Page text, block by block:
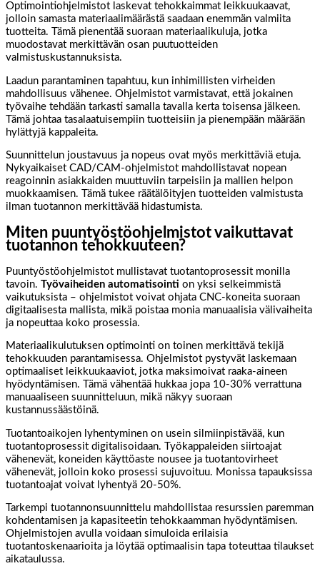
Optimointiohjelmistot laskevat tehokkaimmat leikkuukaavat,
jolloin samasta materiaalimäärästä saadaan enemmän valmiita
tuotteita. Tämä pienentää suoraan materiaalikuluja, jotka
muodostavat merkittävän osan puutuotteiden
valmistuskustannuksista.
Laadun parantaminen tapahtuu, kun inhimillisten virheiden
mahdollisuus vähenee. Ohjelmistot varmistavat, että jokainen
työvaihe tehdään tarkasti samalla tavalla kerta toisensa jälkeen.
Tämä johtaa tasalaatuisempiin tuotteisiin ja pienempään määrään
hylättyjä kappaleita.
Suunnittelun joustavuus ja nopeus ovat myös merkittäviä etuja.
Nykyaikaiset CAD/CAM-ohjelmistot mahdollistavat nopean
reagoinnin asiakkaiden muuttuviin tarpeisiin ja mallien helpon
muokkaamisen. Tämä tukee räätälöityjen tuotteiden valmistusta
ilman tuotannon merkittävää hidastumista.
Miten puuntyöstöohjelmistot vaikuttavat
tuotannon tehokkuuteen?
Puuntyöstöohjelmistot mullistavat tuotantoprosessit monilla
tavoin. Työvaiheiden automatisointi on yksi selkeimmistä
vaikutuksista – ohjelmistot voivat ohjata CNC-koneita suoraan
digitaalisesta mallista, mikä poistaa monia manuaalisia välivaiheita
ja nopeuttaa koko prosessia.
Materiaalikulutuksen optimointi on toinen merkittävä tekijä
tehokkuuden parantamisessa. Ohjelmistot pystyvät laskemaan
optimaaliset leikkuukaaviot, jotka maksimoivat raaka-aineen
hyödyntämisen. Tämä vähentää hukkaa jopa 10-30% verrattuna
manuaaliseen suunnitteluun, mikä näkyy suoraan
kustannussäästöinä.
Tuotantoaikojen lyhentyminen on usein silmiinpistävää, kun
tuotantoprosessit digitalisoidaan. Työkappaleiden siirtoajat
vähenevät, koneiden käyttöaste nousee ja tuotantovirheet
vähenevät, jolloin koko prosessi sujuvoituu. Monissa tapauksissa
tuotantoajat voivat lyhentyä 20-50%.
Tarkempi tuotannonsuunnittelu mahdollistaa resurssien paremman
kohdentamisen ja kapasiteetin tehokkaamman hyödyntämisen.
Ohjelmistojen avulla voidaan simuloida erilaisia
tuotantoskenaarioita ja löytää optimaalisin tapa toteuttaa tilaukset
aikataulussa.